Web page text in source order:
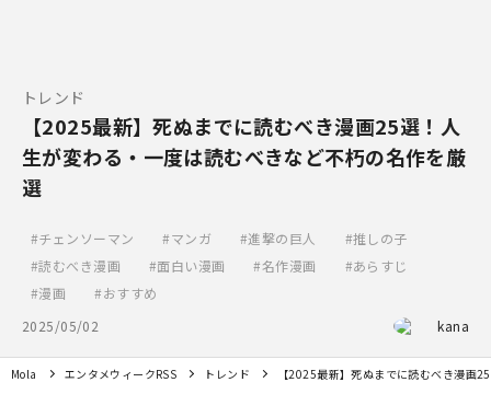
トレンド
【2025最新】死ぬまでに読むべき漫画25選！人
生が変わる・一度は読むべきなど不朽の名作を厳
選
チェンソーマン マンガ 進撃の巨人
推しの子
読むべき漫画
面白い漫画 名作漫画
あらすじ
漫画
おすすめ
2025/05/02
kana
Mola エンタメウィークRSS トレンド 【2025最新】死ぬまでに読むべき漫画